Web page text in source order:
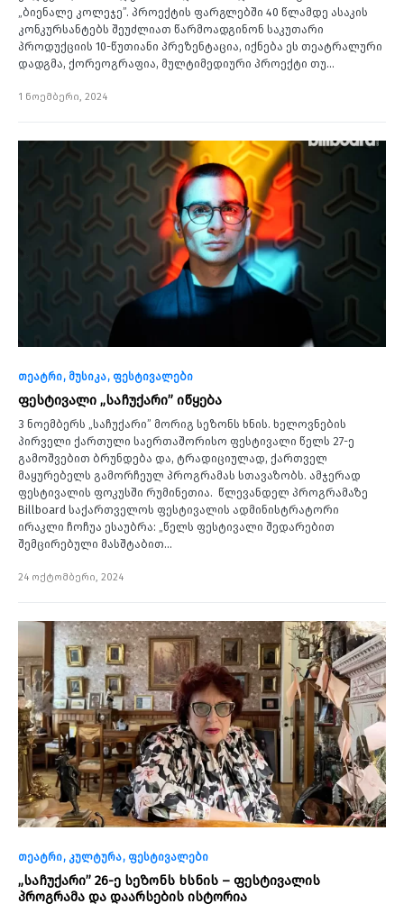
„ბიენალე კოლეჯე”. პროექტის ფარგლებში 40 წლამდე ასაკის
კონკურსანტებს შეუძლიათ წარმოადგინონ საკუთარი
პროდუქციის 10-წუთიანი პრეზენტაცია, იქნება ეს თეატრალური
დადგმა, ქორეოგრაფია, მულტიმედიური პროექტი თუ…
1 ნოემბერი, 2024
თეატრი მუსიკა ფესტივალები
ფესტივალი „საჩუქარი” იწყება
3 ნოემბერს „საჩუქარი” მორიგ სეზონს ხნის. ხელოვნების
პირველი ქართული საერთაშორისო ფესტივალი წელს 27-ე
გამოშვებით ბრუნდება და, ტრადიციულად, ქართველ
მაყურებელს გამორჩეულ პროგრამას სთავაზობს. ამჯერად
ფესტივალის ფოკუსში რუმინეთია. წლევანდელ პროგრამაზე
Billboard საქართველოს ფესტივალის ადმინისტრატორი
ირაკლი ჩოჩუა ესაუბრა: „წელს ფესტივალი შედარებით
შემცირებული მასშტაბით…
24 ოქტომბერი, 2024
თეატრი კულტურა ფესტივალები
„საჩუქარი” 26-ე სეზონს ხსნის – ფესტივალის
პროგრამა და დაარსების ისტორია